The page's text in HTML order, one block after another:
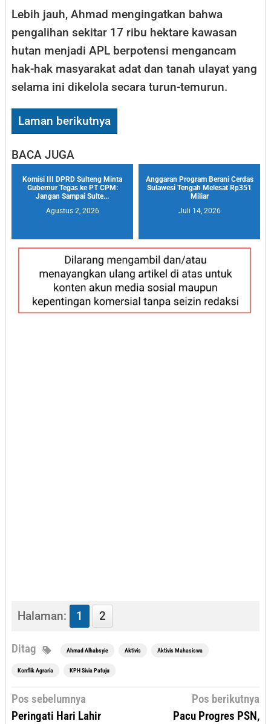
Lebih jauh, Ahmad mengingatkan bahwa
pengalihan sekitar 17 ribu hektare kawasan
hutan menjadi APL berpotensi mengancam
hak-hak masyarakat adat dan tanah ulayat yang
selama ini dikelola secara turun-temurun.
Laman berikutnya
BACA JUGA
Komisi III DPRD Sulteng Minta
Gubernur Tegas ke PT CPM:
Jangan Sampai Sulte...
Agustus 2, 2026
Anggaran Program Berani Cerdas
Sulawesi Tengah Melesat Rp351
Miliar
Juli 14, 2026
Halaman: 1 2
Ditag Ahmad Alhabsyie Aktivis Aktivis Mahasiswa
Konflik Agraria KPH Sivia Patuju
Navigasi
Pos sebelumnya
Peringati Hari Lahir
Pos berikutnya
Pacu Progres PSN,